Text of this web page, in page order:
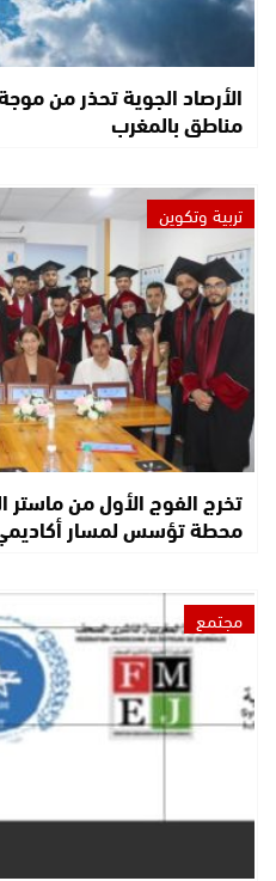
الأرصاد الجوية تحذر من
مناطق بالمغرب
تربية وتكوين
تخرج الفوج الأول من ماستر
محطة تؤسس لمسار
مجتمع